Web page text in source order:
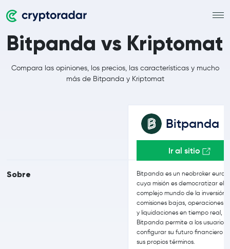
Bitpanda vs Kriptomat
Compara las opiniones, los precios, las características y mucho
más de Bitpanda y Kriptomat
Sobre
Bitpanda
Ir al sitio
Bitpanda es un neobroker
cuya misión es democratizar el
complejo mundo de la inversión.
comisiones bajas, operaciones
y liquidaciones en tiempo real,
Bitpanda permite a los usuarios
configurar su futuro financiero
sus propios términos.